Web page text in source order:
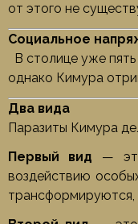
от этого не
Социальное
В столице уже
однако Кимура
Два вида
Паразиты Кимура
Первый вид —
воздействию
трансформируются,